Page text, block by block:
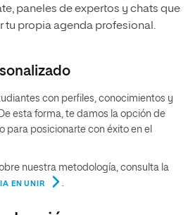
paneles de expertos y chats que
tu propia agenda profesional.
con perfiles, conocimientos y
esta forma, te damos la opción de
para posicionarte con éxito en el
nuestra metodología, consulta la
EN UNIR .